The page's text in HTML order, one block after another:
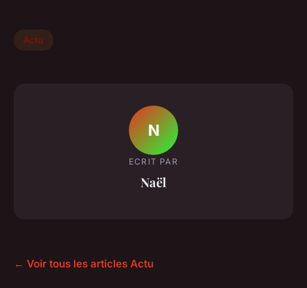
Actu
N
ECRIT PAR
Naël
← Voir tous les articles Actu